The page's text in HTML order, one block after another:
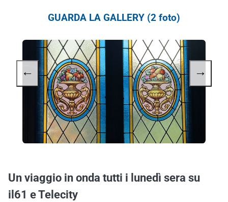
GUARDA LA GALLERY (2 foto)
← →
Un viaggio in onda tutti i lunedì sera su
il61 e Telecity